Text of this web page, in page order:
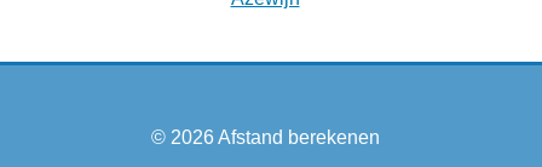
© 2026Afstand berekenen